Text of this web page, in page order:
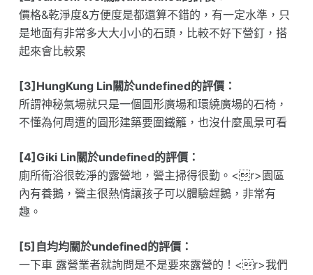
價格&乾淨度&方便度是都還算不錯的，有一定水準，只
是地面有非常多大大小小的石頭，比較不好下營釘，搭
起來會比較累
[3]HungKung Lin關於undefined的評價：
所謂神秘氣場就只是一個圓形廣場和環繞廣場的石椅，
不懂為何周遭的圓形建築要圍鐵籬，也沒什麼風景可看
[4]Giki Lin關於undefined的評價：
廁所衛浴很乾淨的露營地，營主掃得很勤。<r>園區
內有養鵝，營主很熱情讓孩子可以體驗趕鵝，非常有
趣。
[5]自均均關於undefined的評價：
一下車 露營業者就詢問是不是要來露營的！<r>我們